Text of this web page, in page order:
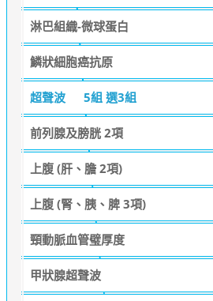
淋巴組織-微球蛋白
鱗狀細胞癌抗原
超聲波 5組 選3組
前列腺及膀胱 2項
上腹 (肝、膽 2項)
上腹 (腎、胰、脾 3項)
頸動脈血管璧厚度
甲狀腺超聲波